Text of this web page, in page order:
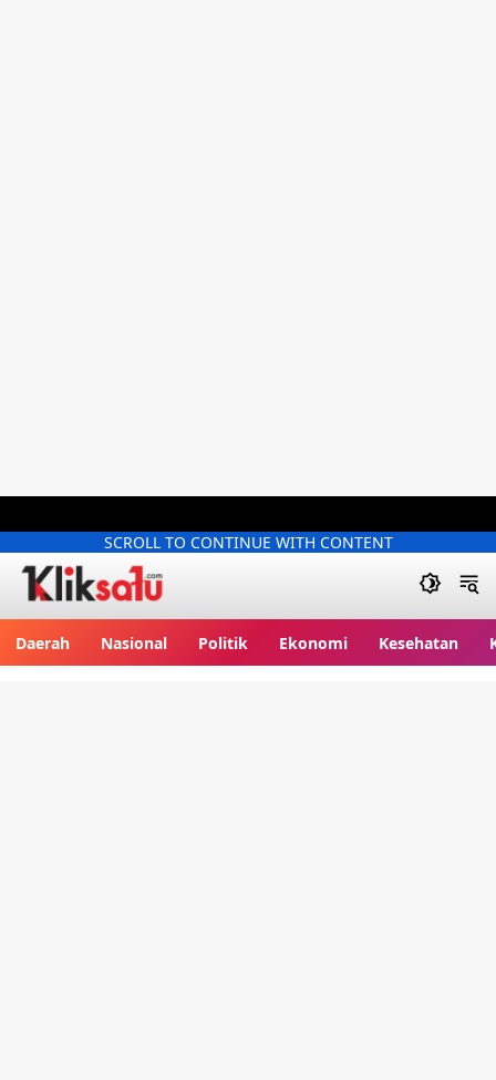
SCROLL TO CONTINUE WITH CONTENT
Daerah Nasional Politik Ekonomi Kesehatan